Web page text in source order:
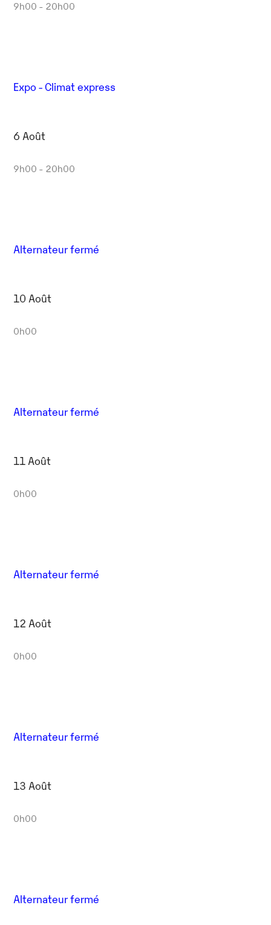
9h00 - 20h00
Expo - Climat express
6 Août
9h00 - 20h00
Alternateur fermé
10 Août
0h00
Alternateur fermé
11 Août
0h00
Alternateur fermé
12 Août
0h00
Alternateur fermé
13 Août
0h00
Alternateur fermé